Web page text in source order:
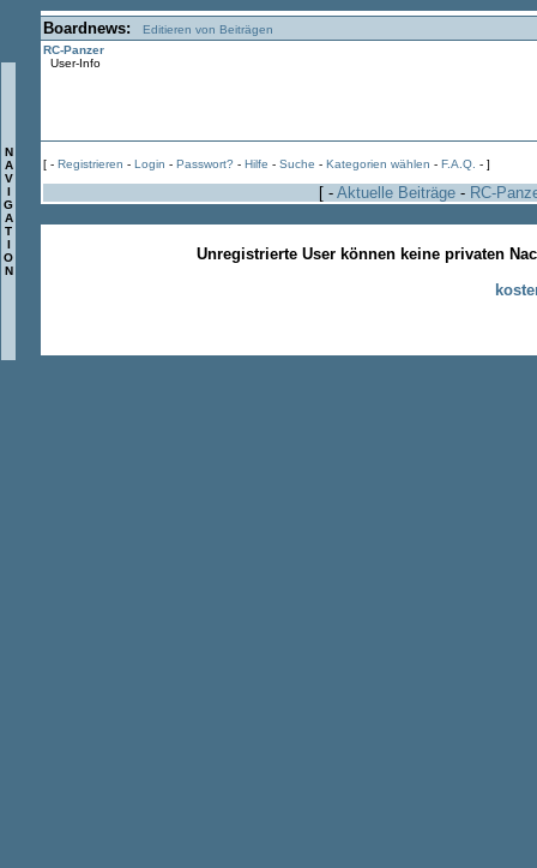
N
A
V
I
G
A
T
I
O
N
Boardnews:
Editieren von Beiträgen
RC-Panzer
User-Info
[ - Registrieren - Login - Passwort? - Hilfe - Suche - Kategorien wählen - F.A.Q. - ]
[ - Aktuelle Beiträge - RC-
Unregistrierte User können keine privaten